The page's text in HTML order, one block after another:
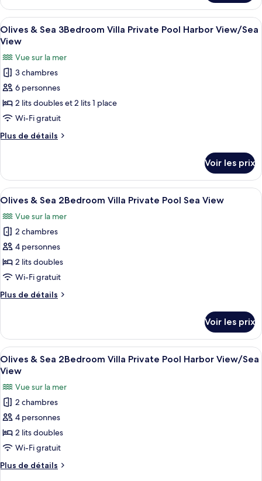
3
Bedroom
Outdoor
Hot
Tub
Garden
View
le
type
de
chambre
Suite
3
Bedroom
Outdoor
Hot
Garden
View
Afficher
toutes
photos
pour
ce
type
de
chambre :
Olives
Sea
3Bedroom
Villa
Private
Pool
Harbor
View/Sea
View
Un espace piscine extérieur
7
Olives & Sea 3Bedroom Villa Private Pool Harbor View/Sea
View
Vue sur la mer
3 chambres
6 personnes
2 lits doubles et 2 lits 1 place
Wi-Fi gratuit
Plus de détails
Plus
le
type
de
Olives
&
3Bedroom
Villa
Private
Pool
Harbor
Voir les prix
Afficher
toutes
les
photos
pour
ce
type
chambre :
Sea
2Bedroom
Villa
Private
Pool
Sea
View
Une terrasse moderne sur le toit,
5
Olives & Sea 2Bedroom Villa Private Pool Sea View
Vue sur la mer
2 chambres
4 personnes
2 lits doubles
Wi-Fi gratuit
Plus de détails
Plus
le
type
de
chambre
&
Sea
2Bedroom
Villa
Private
Sea
View
Voir les prix
Afficher
toutes
photos
pour
ce
type
de
chambre :
Olives
Un espace piscine extérieur
5
Olives & Sea 2Bedroom Villa Private Pool Harbor View/Sea
View
Vue sur la mer
2 chambres
4 personnes
2 lits doubles
Wi-Fi gratuit
Plus de détails
Plus